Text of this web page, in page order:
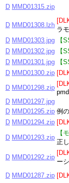
D MMD01315.zip
D MMD01308.lzh
ラ
D MMD01303.jpg 【
D MMD01302.jpg 【
D MMD01301.jpg 【
D MMD01300.zip
D MMD01298.zip
D MMD01297.jpg
D MMD01295.zip 例
D MMD01294.zip
D MMD01293.zip
【
正
D MMD01292.zip
ー
D MMD01287.zip